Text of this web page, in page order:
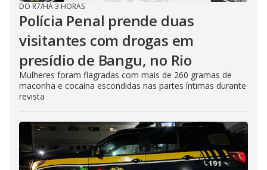
DO R7/HÁ 3 HORAS
Polícia Penal prende duas
visitantes com drogas em
presídio de Bangu, no Rio
Mulheres foram flagradas com mais de 260 gramas de
maconha e cocaína escondidas nas partes íntimas durante
revista